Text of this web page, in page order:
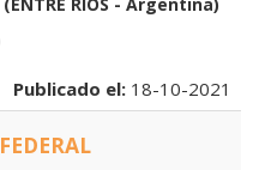
Publicado el: 18-10-2021